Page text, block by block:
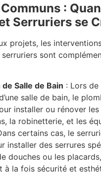
:
Serruriers se
projets, les
sont
Salle de Bain : Lors de
salle de bain, le
installer ou rénover les
la robinetterie, et les
certains cas, le
installer des serrures
douches ou les placards,
à la fois sécurité et